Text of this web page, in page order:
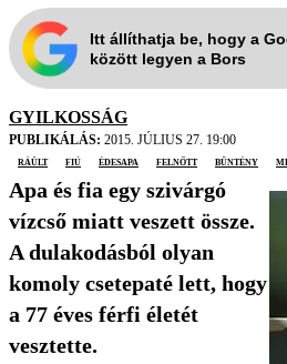
Itt állíthatja be, hogy a
között legyen a Bors
GYILKOSSÁG
PUBLIKÁLÁS: 2015. JÚLIUS 27. 19:00
ráült
fiú édesapa felnőtt bűntény
Apa és fia egy szivárgó
vízcső miatt veszett össze.
A dulakodásból olyan
komoly csetepaté lett, hogy
a 77 éves férfi életét
vesztette.